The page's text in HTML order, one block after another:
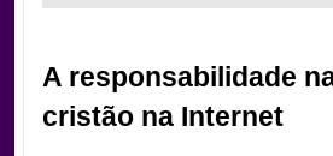
A responsabilidade
cristão na Internet